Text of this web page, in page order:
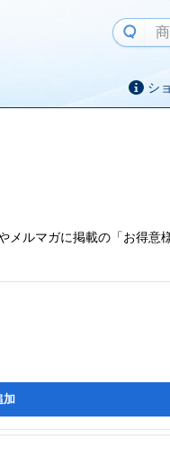
シ
ルマガに掲載の「お得意
加